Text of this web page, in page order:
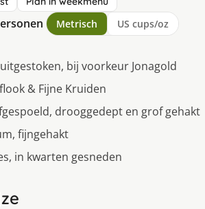
Metrisch US cups/oz
bij voorkeur Jonagold
& Fijne Kruiden
drooggedept en grof gehakt
fijngehakt
in kwarten gesneden